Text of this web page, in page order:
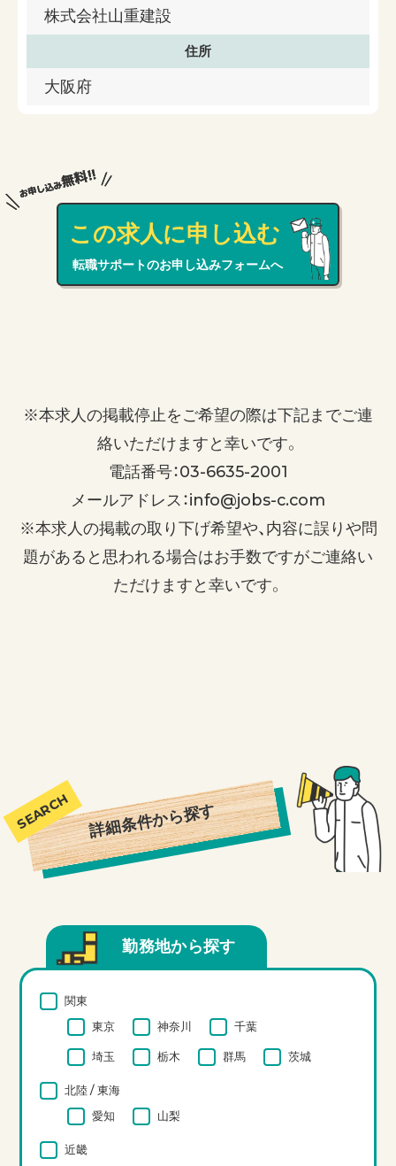
株式会社山重建設
住所
大阪府
この求人に申し込む
転職サポートのお申し込みフォームへ
※本求人の掲載停止をご希望の際は下記までご連
絡いただけますと幸いです。
電話番号：03-6635-2001
メールアドレス：info@jobs-c.com
※本求人の掲載の取り下げ希望や、内容に誤りや問
題があると思われる場合はお手数ですがご連絡い
ただけますと幸いです。
詳細条件から探す
勤務地から探す
関東
東京
神奈川 千葉
埼玉 栃木 群馬 茨城
北陸 / 東海
愛知
山梨
近畿